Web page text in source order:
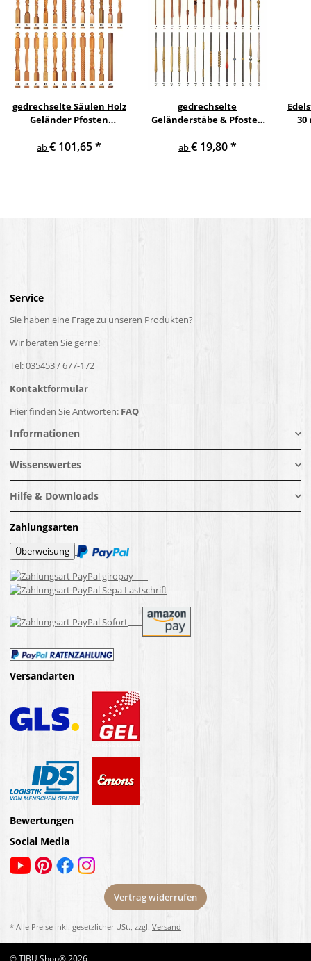
gedrechselte Säulen Holz
Geländer Pfosten
Holzpfosten Holzsäulen
ab€ 101,65*
gedrechselte
Geländerstäbe & Pfosten
Treppe Geländer Säule
ab€ 19,80*
30
Service
Sie haben eine Frage zu unseren Produkten?
Wir beraten Sie gerne!
Tel: 035453 / 677-172
Kontaktformular
Hier finden Sie Antworten: FAQ
Informationen
Wissenswertes
Hilfe & Downloads
Zahlungsarten
Versandarten
Bewertungen
Social Media
Vertrag widerrufen
* Alle Preise inkl. gesetzlicher USt., zzgl. Versand